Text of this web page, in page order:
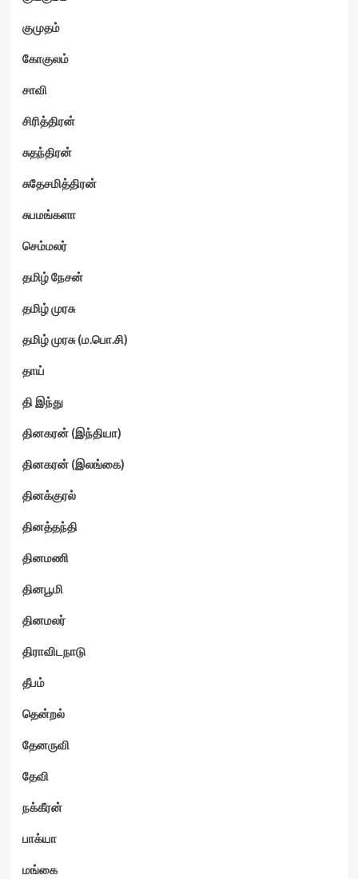
குமுதம்
கோகுலம்
சாவி
சிரித்திரன்
சுதந்திரன்
சுதேசமித்திரன்
சுபமங்களா
செம்மலர்
தமிழ் நேசன்
தமிழ் முரசு
தமிழ் முரசு (ம.பொ.சி)
தாய்
தி இந்து
தினகரன் (இந்தியா)
தினகரன் (இலங்கை)
தினக்குரல்
தினத்தந்தி
தினமணி
தினபூமி
தினமலர்
திராவிடநாடு
தீபம்
தென்றல்
தேனருவி
தேவி
நக்கீரன்
பாக்யா
மங்கை